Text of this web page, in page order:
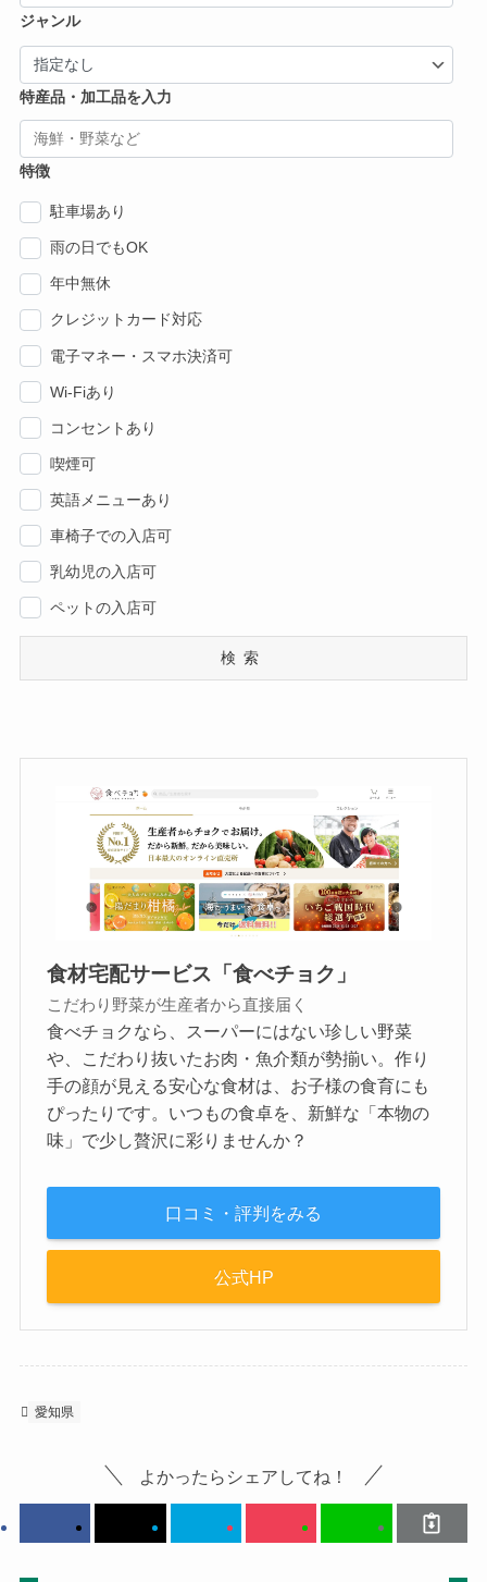
ジャンル
特産品・加工品を入力
特徴
駐車場あり
雨の日でもOK
年中無休
クレジットカード対応
電子マネー・スマホ決済可
Wi-Fiあり
コンセントあり
喫煙可
英語メニューあり
車椅子での入店可
乳幼児の入店可
ペットの入店可
検索
食材宅配サービス「食べチョク」
こだわり野菜が生産者から直接届く
食べチョクなら、スーパーにはない珍しい野菜
や、こだわり抜いたお肉・魚介類が勢揃い。作り
手の顔が見える安心な食材は、お子様の食育にも
ぴったりです。いつもの食卓を、新鮮な「本物の
味」で少し贅沢に彩りませんか？
口コミ・評判をみる
公式HP
愛知県
よかったらシェアしてね！